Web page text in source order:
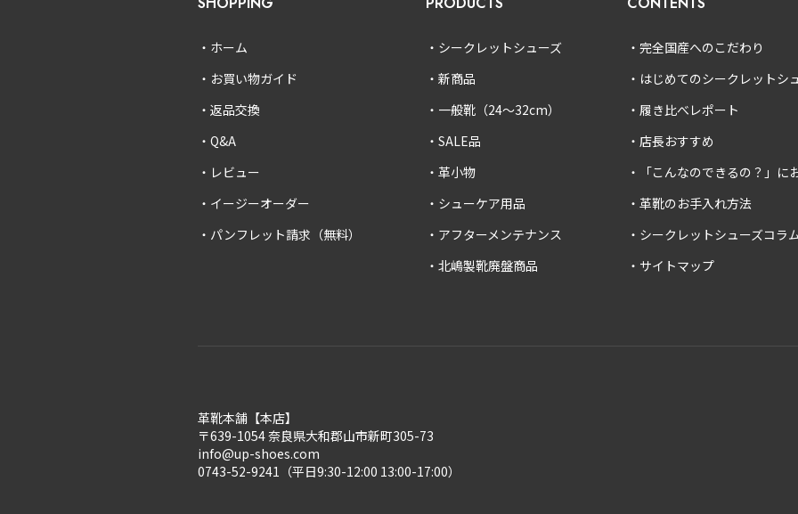
ホーム
お買い物ガイド
返品交換
Q&A
レビュー
イージーオーダー
パンフレット請求（無料）
シークレットシューズ
新商品
一般靴（24〜32cm）
SALE品
革小物
シューケア用品
アフターメンテナンス
北嶋製靴廃盤商品
完全国産へのこだわり
はじめてのシークレットシ
履き比べレポート
店長おすすめ
「こんなのできるの？」に
革靴のお手入れ方法
シークレットシューズコラ
サイトマップ
革靴本舗【本店】
〒639-1054 奈良県大和郡山市新町305-73
info@up-shoes.com
0743-52-9241（平日9:30-12:00 13:00-17:00）